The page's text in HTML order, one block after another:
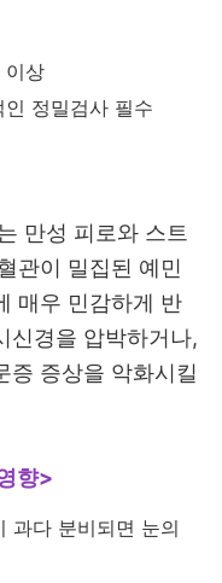
이상
정밀검사 필수
만성 피로와 스트
관이 밀집된 예민
매우 민감하게 반
신경을 압박하거나,
증 증상을 악화시킬
향>
과다 분비되면 눈의